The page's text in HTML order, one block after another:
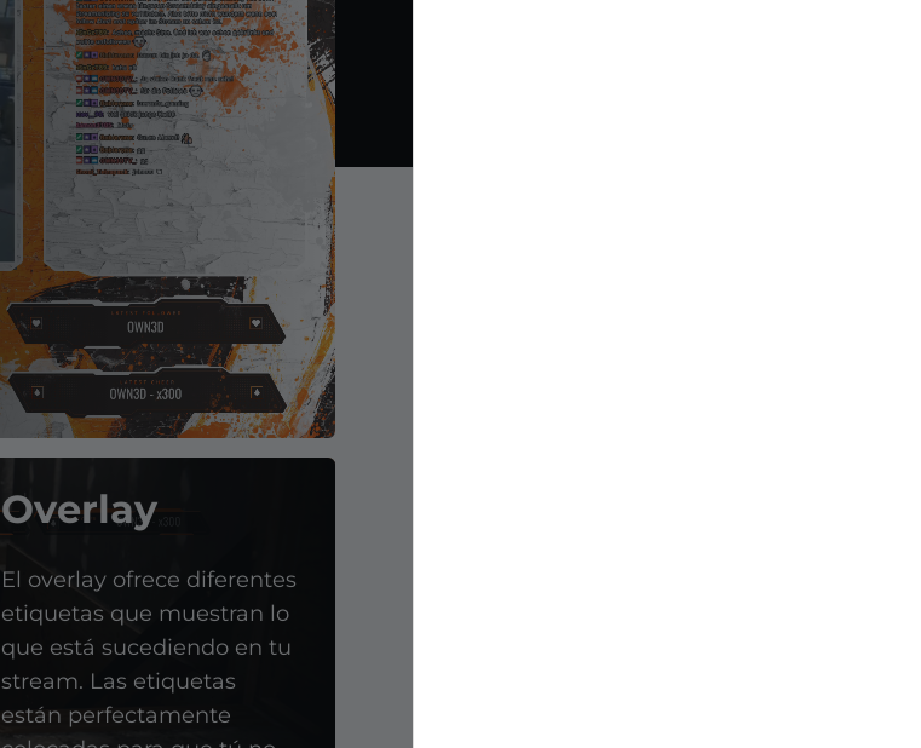
Overlay
El overlay ofrece diferentes
etiquetas que muestran lo
que está sucediendo en tu
stream. Las etiquetas
están perfectamente